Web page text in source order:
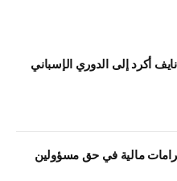
أكرد إلى الدوري الإسباني
مالية في حق مسؤولين